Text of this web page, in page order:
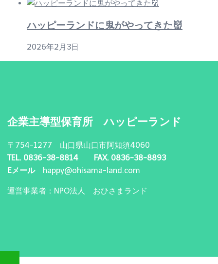
ハッピーランドに鬼がやってきた👹
2026年2月3日
企業主導型保育所 ハッピーランド
〒754-1277 山口県山口市阿知須4060
TEL. 0836-38-8814 FAX. 0836-38-8893
Eメールhappy@ohisama-land.com
運営事業者：NPO法人 おひさまランド